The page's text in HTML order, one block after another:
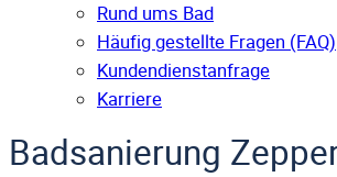
Rund ums Bad
Häufig gestellte Fragen (FAQ)
Kunden­dienst­anfrage
Karriere
Badsanierung